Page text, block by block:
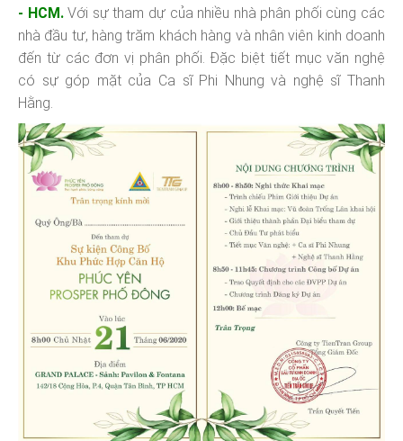
- HCM.Với sự tham dự của nhiều nhà phân phối cùng các
nhà đầu tư, hàng trăm khách hàng và nhân viên kinh doanh
đến từ các đơn vị phân phối. Đặc biệt tiết mục văn nghệ
có sự góp mặt của Ca sĩ Phi Nhung và nghệ sĩ Thanh
Hằng.